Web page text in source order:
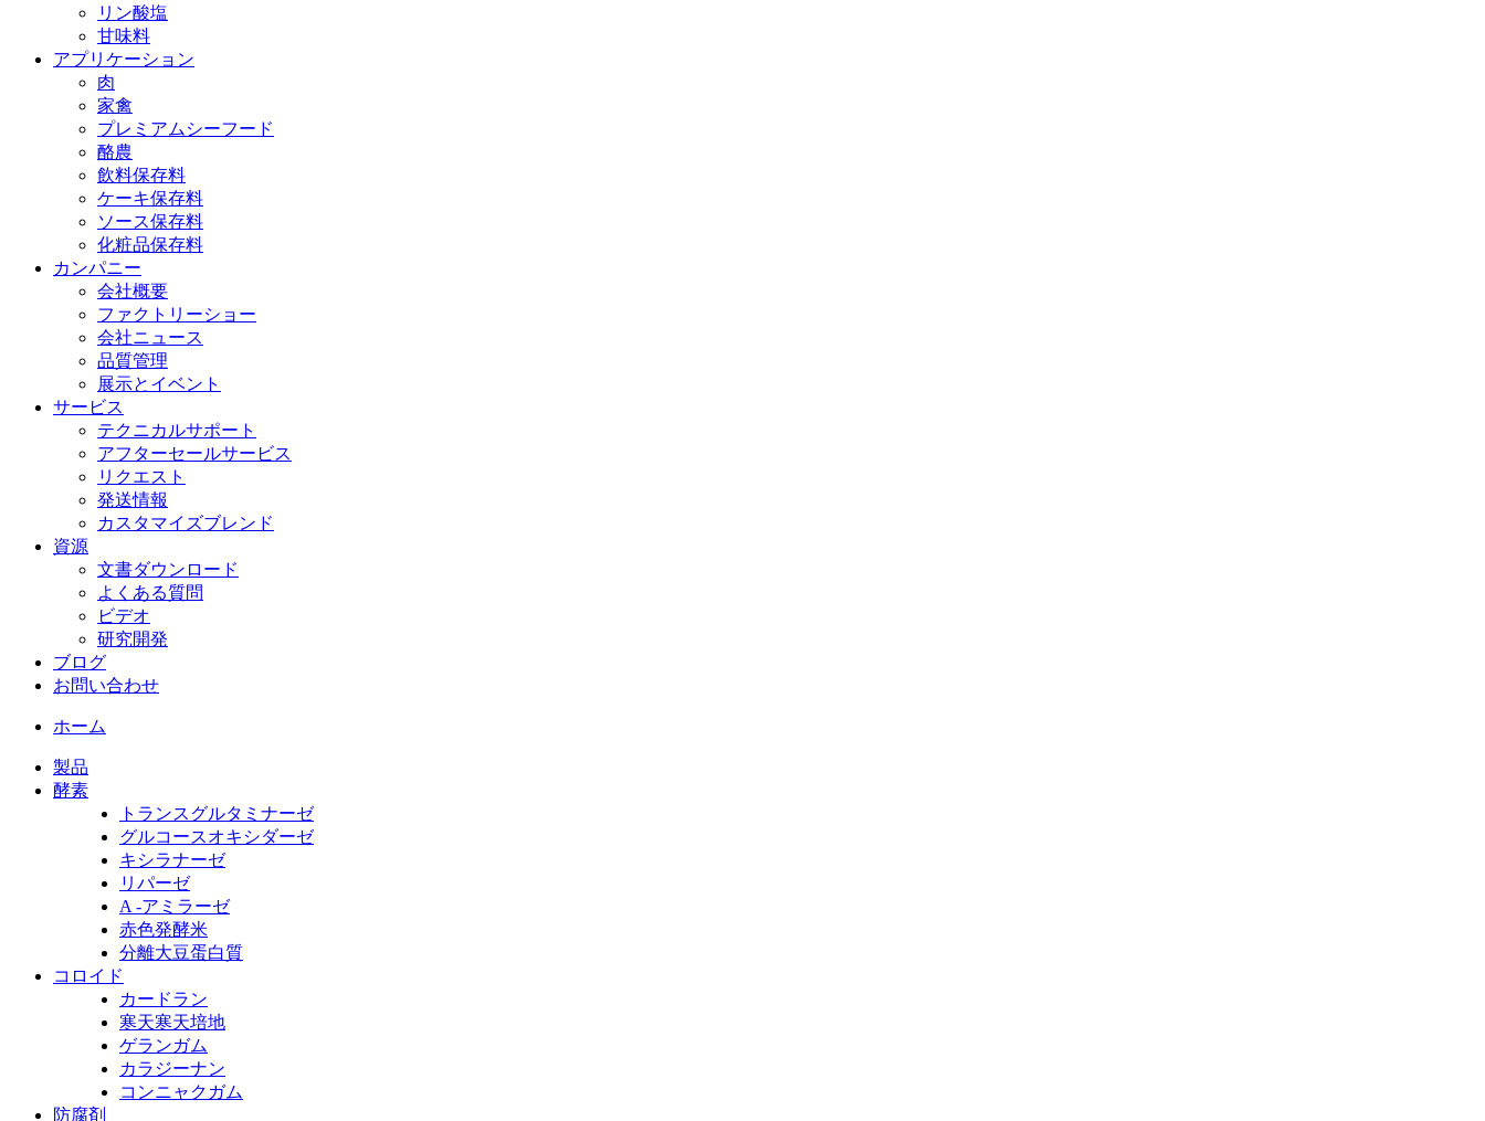
リン酸塩
甘味料
アプリケーション
肉
家禽
プレミアムシーフード
酪農
飲料保存料
ケーキ保存料
ソース保存料
化粧品保存料
カンパニー
会社概要
ファクトリーショー
会社ニュース
品質管理
展示とイベント
サービス
テクニカルサポート
アフターセールサービス
リクエスト
発送情報
カスタマイズブレンド
資源
文書ダウンロード
よくある質問
ビデオ
研究開発
ブログ
お問い合わせ
ホーム
製品
酵素
トランスグルタミナーゼ
グルコースオキシダーゼ
キシラナーゼ
リパーゼ
A -アミラーゼ
赤色発酵米
分離大豆蛋白質
コロイド
カードラン
寒天寒天培地
ゲランガム
カラジーナン
コンニャクガム
防腐剤